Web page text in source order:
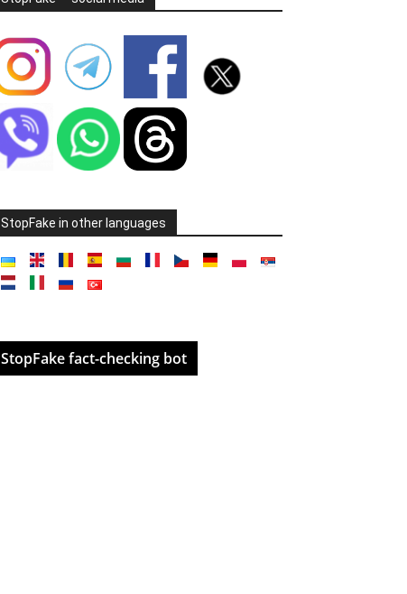
StopFake in other languages
StopFake fact-checking bot